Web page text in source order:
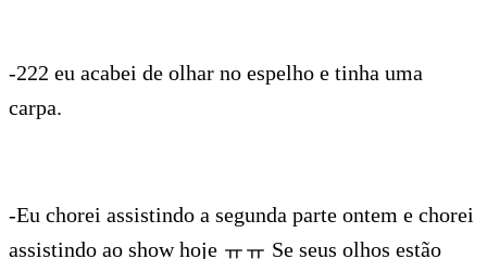
-222 eu acabei de olhar no espelho e tinha uma
carpa.
-Eu chorei assistindo a segunda parte ontem e chorei
assistindo ao show hoje ㅠㅠ Se seus olhos estão